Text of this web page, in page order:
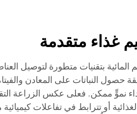
غذاء متقدمة
بتقنيات متطورة لتوصيل
حصول النباتات على المعادن
نموٍّ ممكن. فعلى عكس الزراعة
أو تترابط في تفاعلات